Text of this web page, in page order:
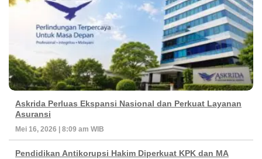
Askrida Perluas Ekspansi Nasional dan Perkuat Layanan
Asuransi
Mei 16, 2026 | 8:09 am WIB
Pendidikan Antikorupsi Hakim Diperkuat KPK dan MA